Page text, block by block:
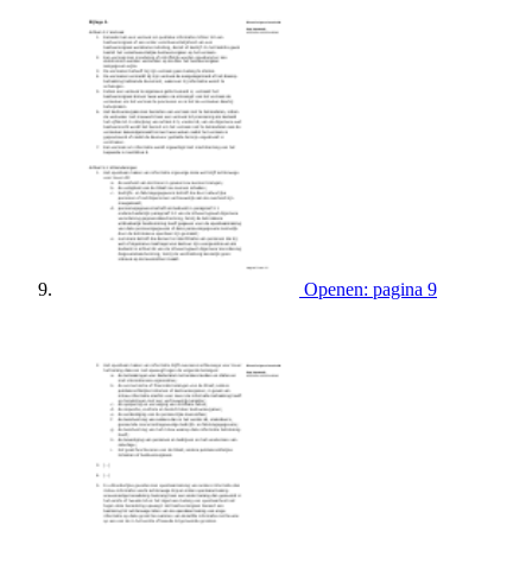
Openen: pagina 9